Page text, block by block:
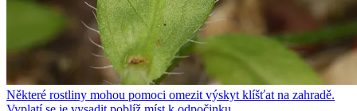
Některé rostliny mohou pomoci omezit výskyt klíšťat na zahradě.